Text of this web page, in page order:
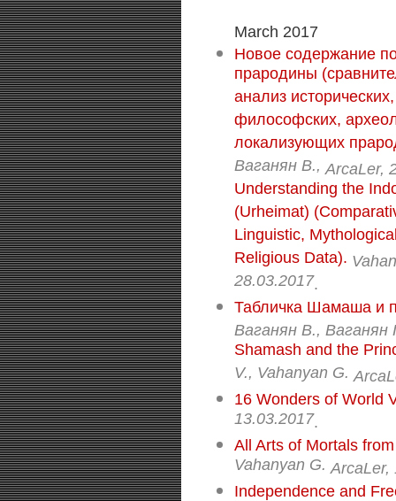
March 2017
Новое содержание
прародины
анализ
философских,
локализующих
Ваганян В.,ArcaLer,
Understanding the
(Urheimat)
Linguistic,
Religious Data).
28.03.2017.
Табличка Шамаша и
Ваганян В., Ваганян
Shamash and the
V., Vahanyan G.
16 Wonders of World
13.03.2017.
All Arts of Mortals
Vahanyan G. ArcaLer,
Independence and